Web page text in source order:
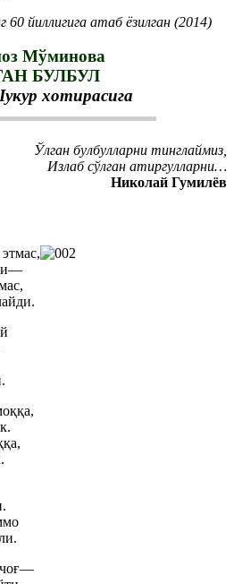
йиллигига атаб ёзилган (2014)
Мўминова
БУЛБУЛ
хотирасига
Ўлган булбулларни тинглаймиз,
Излаб сўлган атиргулларни…
Николай Гумилёв
чоғ—